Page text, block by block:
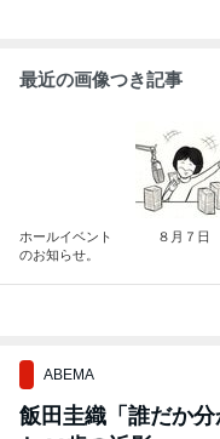
最近の画像つき記事
ホールイベント
のお知らせ。
８月７日
ABEMA
飯田圭織「誰だか